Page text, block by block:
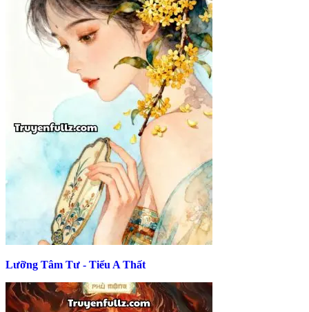
Lưỡng Tâm Tư - Tiểu A Thất